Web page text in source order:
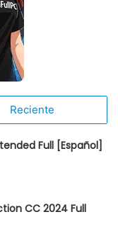
Reciente
Full [Español]
CC 2024 Full